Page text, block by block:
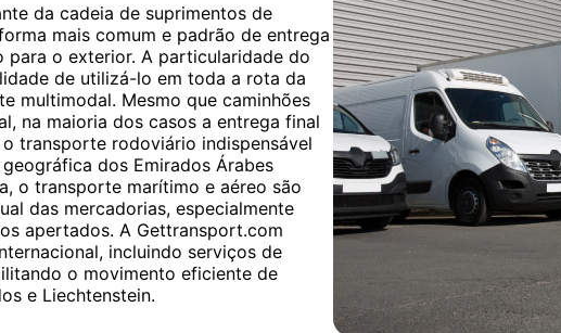
da cadeia de suprimentos de
mais comum e padrão de entrega
o exterior. A particularidade do
de utilizá-lo em toda a rota da
multimodal. Mesmo que caminhões
na maioria dos casos a entrega final
transporte rodoviário indispensável
dos Emirados Árabes
o transporte marítimo e aéreo são
das mercadorias, especialmente
apertados. A Gettransport.com
incluindo serviços de
o movimento eficiente de
e Liechtenstein.